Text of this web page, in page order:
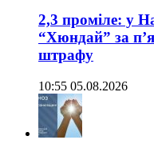
2,3 проміле: у
“Хюндай” за
штрафу
10:55 05.08.2026